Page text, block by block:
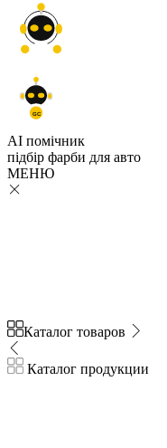
GC
AI помічник
підбір фарби для авто
МЕНЮ
Каталог товаров
Каталог продукции